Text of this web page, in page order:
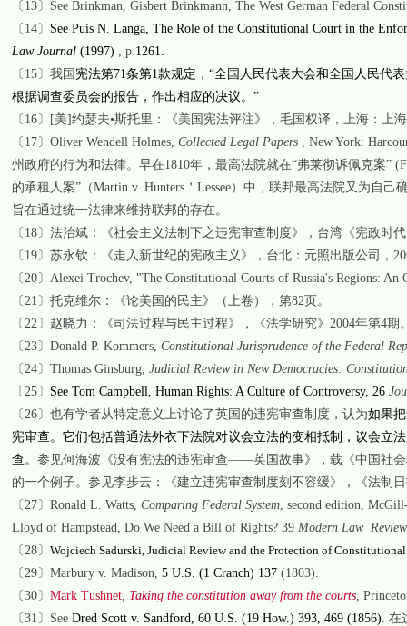
〔 13〕 See Brinkman, Gisbert Brinkmann, The West German Federal
〔 14〕 See Puis N. Langa, The Role of the Constitutional Court in the
Law Journal(1997) , p.1261.
〔 15〕 我国 宪法第71条第1款规定， “全国人民代表大会和全国人民代
根据调查委员会的报告，作出相应的决议。 ”
〔 16〕 [美]约瑟夫•斯托里：《美国宪法评注》，毛国权译，上海：上
〔 17〕 Oliver Wendell Holmes, Collected Legal Papers, New York:
州政府的行为和法律。早在1810年，最高法院就在“弗莱彻诉佩克案”
的承租人案”（Martin v. Hunters＇ Lessee）中，联邦最高法院又为自己
旨在通过统一法律来维持联邦的存在。
〔 18〕 法治斌：《社会主义法制下之违宪审查制度》，台湾《宪政时
〔 19〕 苏永钦：《走入新世纪的宪政主义》，台北：元照出版公司，
〔 20〕 Alexei Trochev, "The Constitutional Courts of Russia's Regions:
〔 21 〕 托克维尔：《论美国的民主》（上卷），第82页。
〔 22〕 赵晓力：《司法过程与民主过程》，《法学研究》 2004年第4期
〔 23〕 Donald P. Kommers, Constitutional Jurisprudence of the Federal
〔 24〕 Thomas Ginsburg, Judicial Review in New Democracies:
〔 25〕 See Tom Campbell, Human Rights: A Culture of Controversy, 26
〔 26〕 也有学者从特定意义上讨论了英国的违宪审查制度，认为如果
宪审查。它们包括普通法外衣下法院对议会立法的变相抵制，议会立
查。 参见何海波《没有宪法的违宪审查——英国故事》，载《中国社
的一个例子。参见李步云：《建立违宪审查制度刻不容缓》，《法制
〔 27〕 Ronald L. Watts, Comparing Federal System, second edition,
Lloyd of Hampstead, Do We Need a Bill of Rights? 39 Modern Law Review
〔 28〕 Wojciech Sadurski, Judicial Review and the Protection of
〔 29〕 Marbury v. Madison, 5 U.S. (1 Cranch) 137(1803).
〔 30〕 Mark Tushnet, Taking the constitution away from the courts,
〔 31 〕 SeeDred Scott v. Sandford, 60 U.S. (19 How.) 393, 469 (1856). 在